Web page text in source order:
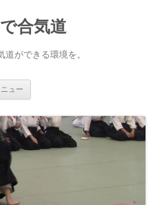
合気道
ができる環境を。
ニュー